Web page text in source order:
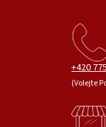
+420
(Volejte